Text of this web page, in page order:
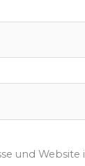
und Website